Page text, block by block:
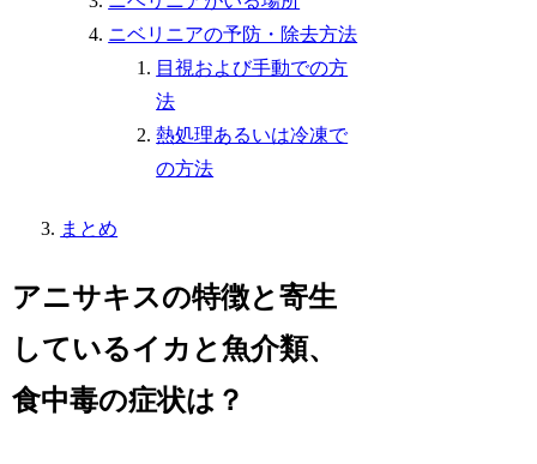
ニベリニアの予防・除去方法
目視および手動での方
法
熱処理あるいは冷凍で
の方法
まとめ
アニサキスの特徴と寄生
しているイカと魚介類、
食中毒の症状は？